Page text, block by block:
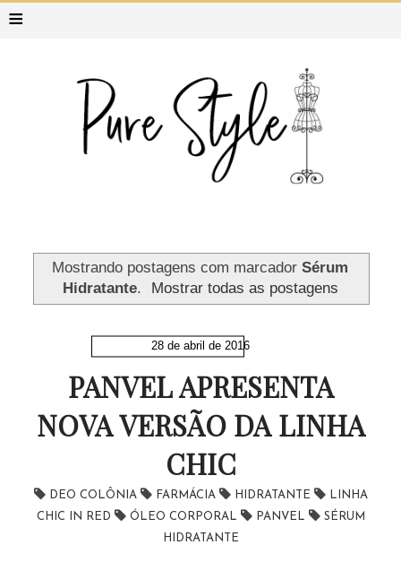
≡
Mostrando postagens com marcadorSérum
Hidratante. Mostrar todas as postagens
28 de abril de 2016
PANVEL APRESENTA
NOVA VERSÃO DA LINHA
CHIC
DEO COLÔNIA FARMÁCIA HIDRATANTE
LINHA
CHIC IN RED
ÓLEO CORPORAL PANVEL
SÉRUM
HIDRATANTE